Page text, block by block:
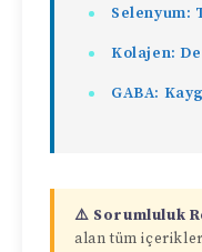
Selenyum:
Kolajen:
GABA:
⚠️ Sorumluluk
alan tüm